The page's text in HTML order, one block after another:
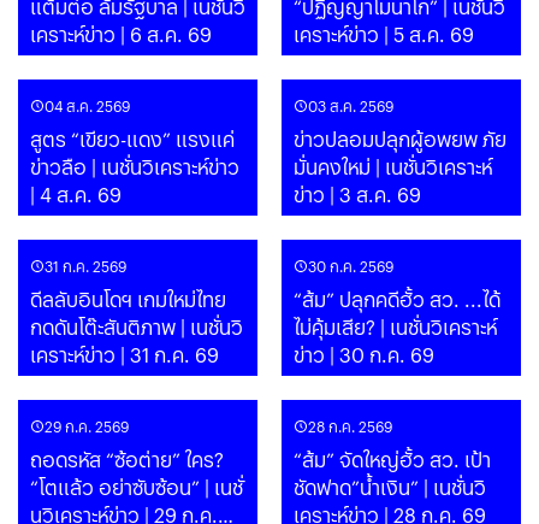
แต้มต่อ ล้มรัฐบาล | เนชั่นวิ
เคราะห์ข่าว | 6 ส.ค. 69
“ปฏิญญาโมนาโก” | เนชั่นวิ
เคราะห์ข่าว | 5 ส.ค. 69
04 ส.ค. 2569
สูตร “เขียว-แดง” แรงแค่
ข่าวลือ | เนชั่นวิเคราะห์ข่าว
| 4 ส.ค. 69
03 ส.ค. 2569
ข่าวปลอมปลุกผู้อพยพ ภัย
มั่นคงใหม่ | เนชั่นวิเคราะห์
ข่าว | 3 ส.ค. 69
31 ก.ค. 2569
ดีลลับอินโดฯ เกมใหม่ไทย
กดดันโต๊ะสันติภาพ | เนชั่นวิ
เคราะห์ข่าว | 31 ก.ค. 69
30 ก.ค. 2569
“ส้ม” ปลุกคดีฮั้ว สว. ...ได้
ไม่คุ้มเสีย? | เนชั่นวิเคราะห์
ข่าว | 30 ก.ค. 69
29 ก.ค. 2569
ถอดรหัส “ซ้อต่าย” ใคร?
“โตแล้ว อย่าซับซ้อน” | เนชั่
นวิเคราะห์ข่าว | 29 ก.ค.
28 ก.ค. 2569
“ส้ม” จัดใหญ่ฮั้ว สว. เป้า
ชัดฟาด”น้ำเงิน” | เนชั่นวิ
เคราะห์ข่าว | 28 ก.ค. 69